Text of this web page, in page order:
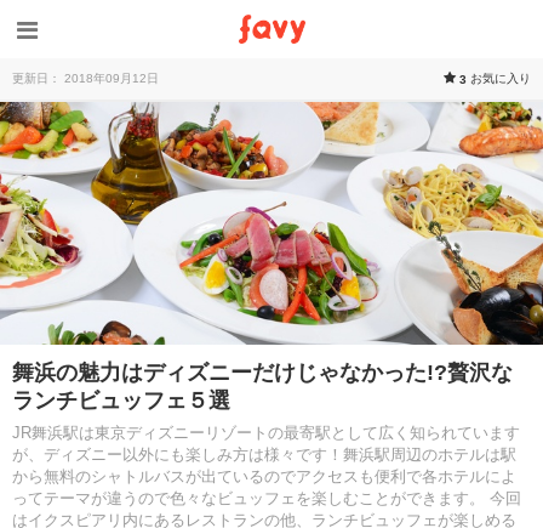
更新日： 2018年09月12日 3 お気に入り
舞浜の魅力はディズニーだけじゃなかった!?贅沢な
ランチビュッフェ５選
JR舞浜駅は東京ディズニーリゾートの最寄駅として広く知られています
が、ディズニー以外にも楽しみ方は様々です！舞浜駅周辺のホテルは駅
から無料のシャトルバスが出ているのでアクセスも便利で各ホテルによ
ってテーマが違うので色々なビュッフェを楽しむことができます。 今回
はイクスピアリ内にあるレストランの他、ランチビュッフェが楽しめる